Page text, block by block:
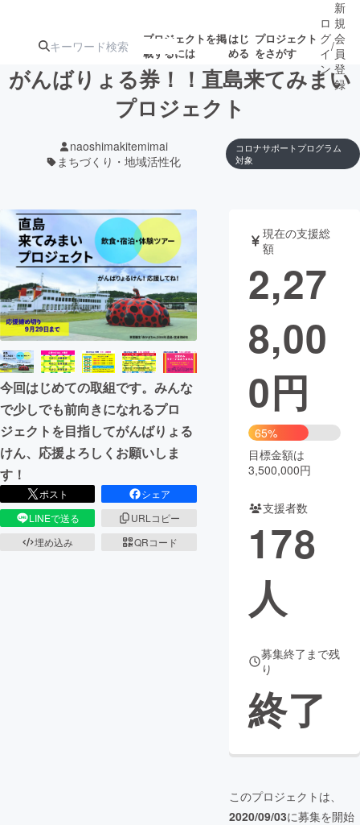
プロジェクトを掲
載するには
はじ
める
プロジェクト
をさがす
ターン
ジェクト
募集終了が近いプ
ロジェクト
もうすぐ公開
されます
アート・写真
テクノロジー・ガジェット
映像・映画 書籍・雑誌
ビジネス・起業 チャレンジ
まちづくり・地域活性化
CAMPFIRE for Social Good
CAMPFIRE Creation
CAMPFIREふるさと納税
コミュニティ
ロ
グ
イ
ン
/
新
規
会
員
登
録
がんばりょる券！！直島来てみまい
プロジェクト
naoshimakitemimai
まちづくり・地域活性化
コロナサポートプログラム
対象
今回はじめての取組です。みんな
で少しでも前向きになれるプロ
ジェクトを目指してがんばりょる
けん、応援よろしくお願いしま
す！
ポスト
シェア
LINEで送る
URLコピー
埋め込み
QRコード
現在の支援総
額
2,27
8,00
0円
65%
目標金額は
3,500,000円
支援者数
178
人
募集終了まで残
り
終了
このプロジェクトは、
2020/09/03に募集を開始